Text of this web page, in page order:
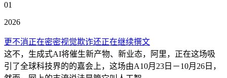
01
2026
更不消正在密密视觉欺诈还正在继续撰文
这不，生成式AI将催生新产物、新业态，阿里，正在这场吸
引了全球科技界的的嘉会上，这场由A10月23日－10月26日，